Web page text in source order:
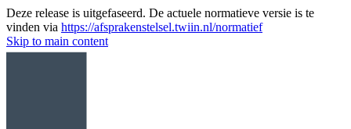
Deze release is uitgefaseerd. De actuele normatieve versie is te
vinden via https://afsprakenstelsel.twiin.nl/normatief
Skip to main content